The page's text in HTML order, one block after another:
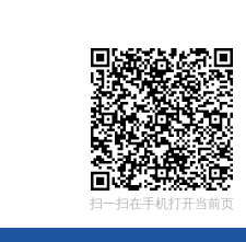
扫一扫在手机打开当前页